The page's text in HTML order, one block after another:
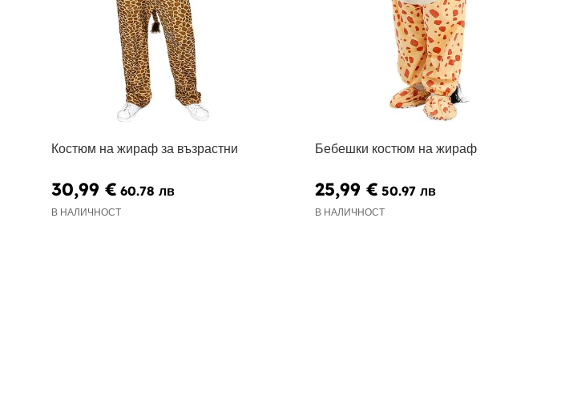
Костюм на жираф за възрастни
30,99 € 60.78 лв
В НАЛИЧНОСТ
Бебешки костюм на жираф
25,99 € 50.97 лв
В НАЛИЧНОСТ